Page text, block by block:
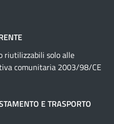
riutilizzabili solo alle
comunitaria 2003/98/CE
E TRASPORTO